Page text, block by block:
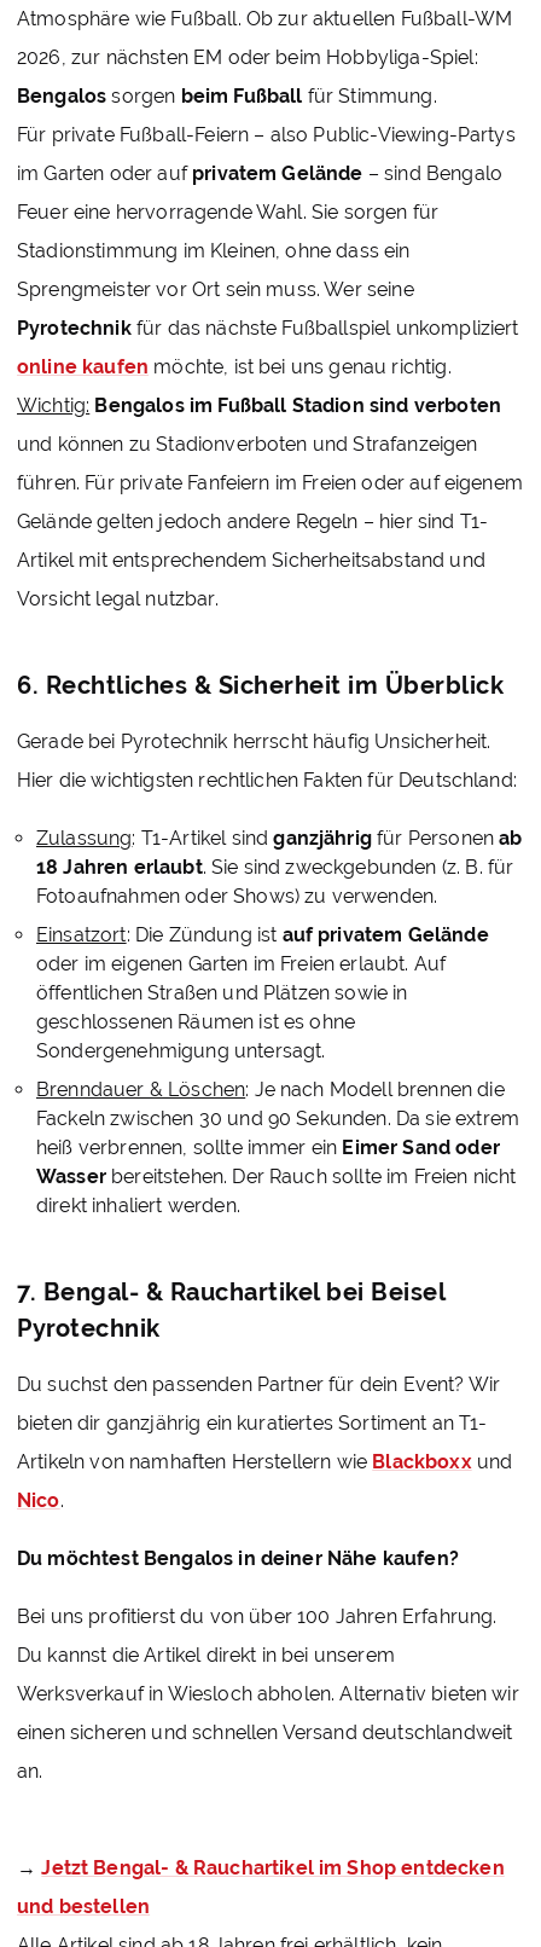
Atmosphäre wie Fußball. Ob zur aktuellen Fußball-WM
2026, zur nächsten EM oder beim Hobbyliga-Spiel:
Bengalossorgen beim Fußball für Stimmung.
Für private Fußball-Feiern – also Public-Viewing-Partys
im Garten oder auf privatem Gelände – sind Bengalo
Feuer eine hervorragende Wahl. Sie sorgen für
Stadionstimmung im Kleinen, ohne dass ein
Sprengmeister vor Ort sein muss. Wer seine
Pyrotechnik für das nächste Fußballspiel unkompliziert
online kaufen möchte, ist bei uns genau richtig.
Wichtig: Bengalos im Fußball Stadion sind verboten
und können zu Stadionverboten und Strafanzeigen
führen. Für private Fanfeiern im Freien oder auf eigenem
Gelände gelten jedoch andere Regeln – hier sind T1-
Artikel mit entsprechendem Sicherheitsabstand und
Vorsicht legal nutzbar.
6. Rechtliches & Sicherheit im Überblick
Gerade bei Pyrotechnik herrscht häufig Unsicherheit.
Hier die wichtigsten rechtlichen Fakten für Deutschland:
Zulassung: T1-Artikel sindganzjährigfür Personenab
18 Jahren erlaubt. Sie sind zweckgebunden (z. B. für
Fotoaufnahmen oder Shows) zu verwenden.
Einsatzort: Die Zündung ist auf privatem Gelände
oder im eigenen Garten im Freien erlaubt. Auf
öffentlichen Straßen und Plätzen sowie in
geschlossenen Räumen ist es ohne
Sondergenehmigung untersagt.
Brenndauer & Löschen: Je nach Modell brennen die
Fackeln zwischen 30 und 90 Sekunden. Da sie extrem
heiß verbrennen, sollte immer ein Eimer Sand oder
Wasserbereitstehen. Der Rauch sollte im Freien nicht
direkt inhaliert werden.
7. Bengal- & Rauchartikel bei Beisel
Pyrotechnik
Du suchst den passenden Partner für dein Event? Wir
bieten dir ganzjährig ein kuratiertes Sortiment an T1-
Artikeln von namhaften Herstellern wie Blackboxxund
Nico.
Du möchtest Bengalos in deiner Nähe kaufen?
Bei uns profitierst du von über 100 Jahren Erfahrung.
Du kannst die Artikel direkt in bei unserem
Werksverkauf in Wiesloch abholen. Alternativ bieten wir
einen sicheren und schnellen Versand deutschlandweit
an.
→ Jetzt Bengal- & Rauchartikel im Shop entdecken
und bestellen